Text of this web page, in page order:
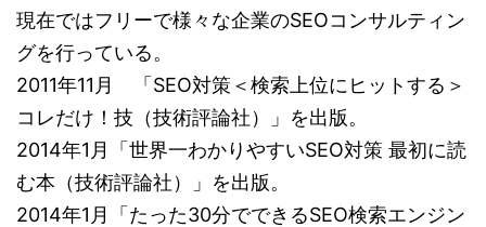
現在ではフリーで様々な企業のSEOコンサルティン
グを行っている。
2011年11月 「SEO対策＜検索上位にヒットする＞
コレだけ！技（技術評論社）」を出版。
2014年1月「世界一わかりやすいSEO対策 最初に読
む本（技術評論社）」を出版。
2014年1月「たった30分でできるSEO検索エンジン